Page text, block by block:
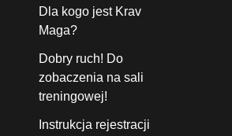
Dla kogo jest Krav
Maga?
Dobry ruch! Do
zobaczenia na sali
treningowej!
Instrukcja rejestracji